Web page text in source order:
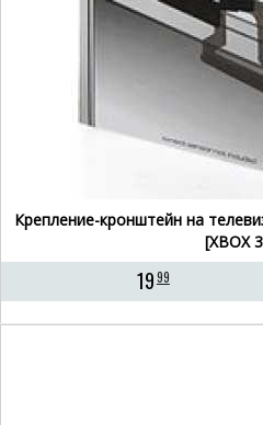
Крепление-кронштейн на
[XBOX
1999